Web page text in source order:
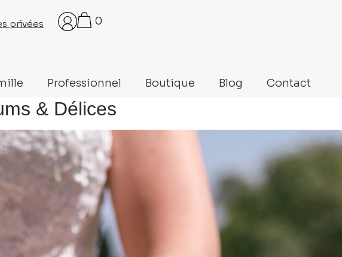
privées 0
Professionnel Boutique Blog Contact
& Délices